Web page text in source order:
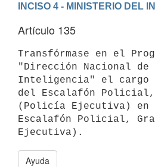
INCISO 4 - MINISTERIO DEL
Artículo 135
Transfórmase en el
"Dirección Nacional de
Inteligencia" el cargo
del Escalafón Policial,
(Policía Ejecutiva) en
Escalafón Policial,
Ayuda